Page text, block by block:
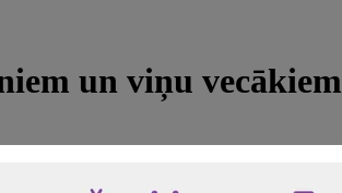
un viņu vecākiem